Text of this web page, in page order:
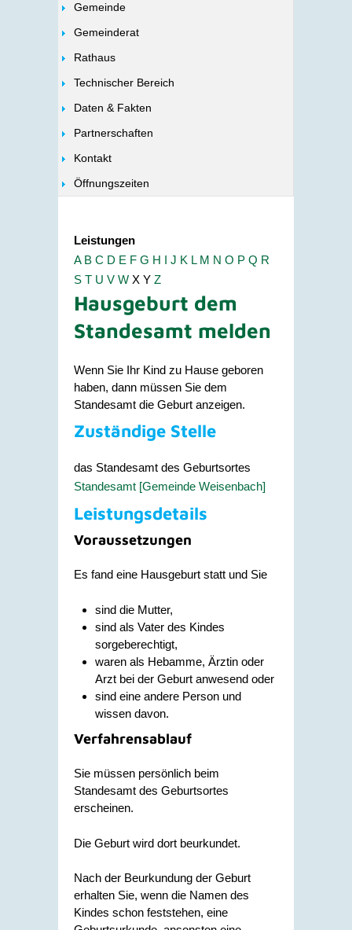
Gemeinde
Gemeinderat
Rathaus
Technischer Bereich
Daten & Fakten
Partnerschaften
Kontakt
Öffnungszeiten
Leistungen
A B C D E F G H I J K L M N O P Q R
S T U V W X Y Z
Hausgeburt dem
Standesamt melden
Wenn Sie Ihr Kind zu Hause geboren
haben, dann müssen Sie dem
Standesamt die Geburt anzeigen.
Zuständige Stelle
das Standesamt des Geburtsortes
Standesamt [Gemeinde Weisenbach]
Leistungsdetails
Voraussetzungen
Es fand eine Hausgeburt statt und Sie
sind die Mutter,
sind als Vater des Kindes
sorgeberechtigt,
waren als Hebamme, Ärztin oder
Arzt bei der Geburt anwesend oder
sind eine andere Person und
wissen davon.
Verfahrensablauf
Sie müssen persönlich beim
Standesamt des Geburtsortes
erscheinen.
Die Geburt wird dort beurkundet.
Nach der Beurkundung der Geburt
erhalten Sie, wenn die Namen des
Kindes schon feststehen, eine